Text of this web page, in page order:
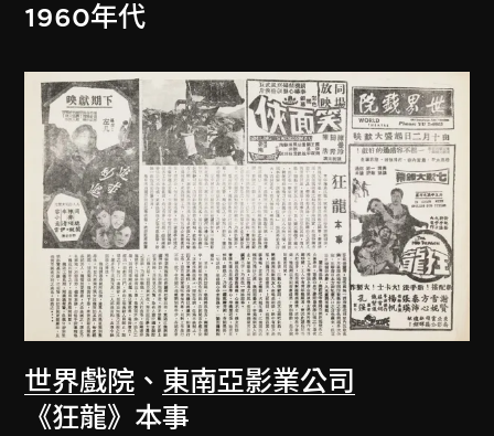
1960年代
世界戲院 、 東南亞影業公司
《狂龍》本事